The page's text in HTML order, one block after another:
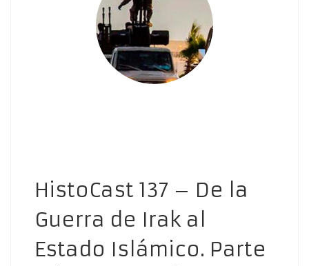
HistoCast 137 – De la
Guerra de Irak al
Estado Islámico. Parte